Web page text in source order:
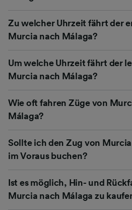
Zu welcher Uhrzeit fährt der
Murcia nach Málaga?
Um welche Uhrzeit fährt der
Murcia nach Málaga?
Wie oft fahren Züge von
Málaga?
Sollte ich den Zug von
im Voraus buchen?
Ist es möglich, Hin- und
Murcia nach Málaga zu